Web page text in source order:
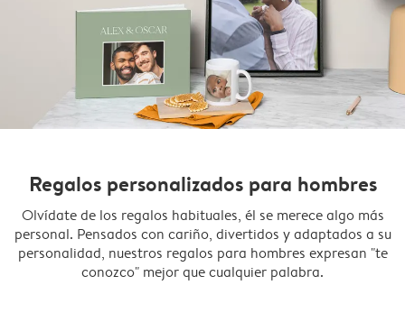
Regalos personalizados para hombres
Olvídate de los regalos habituales, él se merece algo más
personal. Pensados con cariño, divertidos y adaptados a su
personalidad, nuestros regalos para hombres expresan "te
conozco" mejor que cualquier palabra.